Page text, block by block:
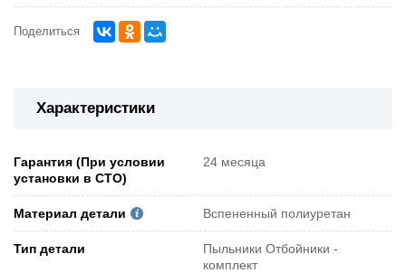
Поделиться
Характеристики
Гарантия (При условии
установки в СТО)
24 месяца
Материал детали Вспененный полиуретан
Тип детали
Пыльники Отбойники -
комплект